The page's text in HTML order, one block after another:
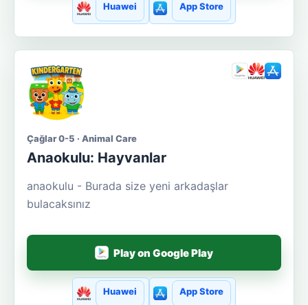
Huawei App Store
Çağlar 0-5 · Animal Care
Anaokulu: Hayvanlar
anaokulu - Burada size yeni arkadaşlar
bulacaksınız
Play on Google Play
Huawei App Store